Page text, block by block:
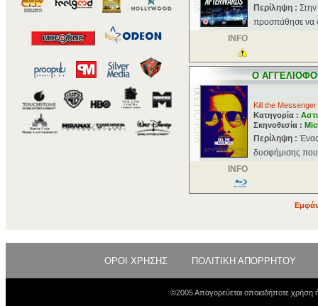
Περίληψη : Στην
προσπάθησε να
INFO
Ο
Kill the Messenger
Κατηγορία :
Σκηνοθεσία :
Περίληψη :
δυσφήμισης που
INFO
ΟΡΟΙ ΧΡΗΣΗΣ ΠΟΛΙΤΙΚΗ ΑΠΟΡΡΗΤΟΥ
©2005 Απαγορεύεται οποιαδήποτε χρήση